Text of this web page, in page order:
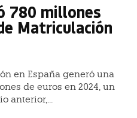
780 millones
Matriculación
en España generó una
de euros en 2024, un
anterior,...